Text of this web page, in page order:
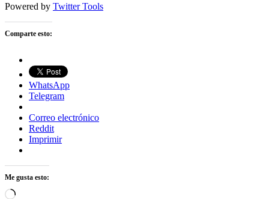
Powered by Twitter Tools
Comparte esto:
WhatsApp
Telegram
Correo electrónico
Reddit
Imprimir
Me gusta esto:
Cargando...